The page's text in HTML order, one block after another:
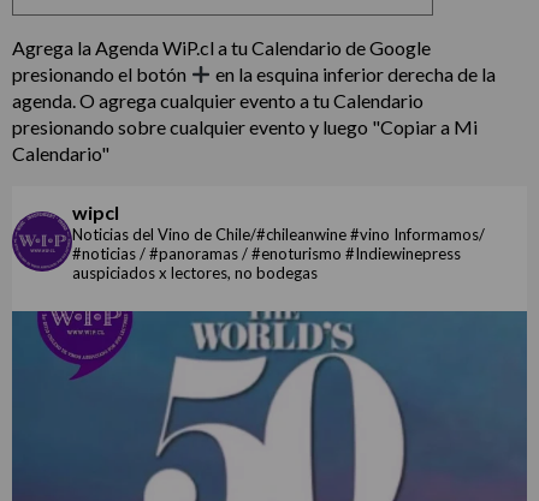
Agrega la Agenda WiP.cl a tu Calendario de Google
presionando el botón
en la esquina inferior derecha de la
agenda. O agrega cualquier evento a tu Calendario
presionando sobre cualquier evento y luego "Copiar a Mi
Calendario"
wipcl
Noticias del Vino de Chile/#chileanwine #vino Informamos/
#noticias / #panoramas / #enoturismo #Indiewinepress
auspiciados x lectores, no bodegas